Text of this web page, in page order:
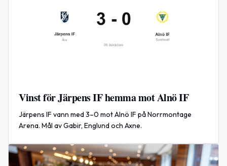
Vinst för Järpens IF hemma mot Alnö IF
Järpens IF vann med 3–0 mot Alnö IF på Norrmontage
Arena. Mål av Gabir, Englund och Axne.